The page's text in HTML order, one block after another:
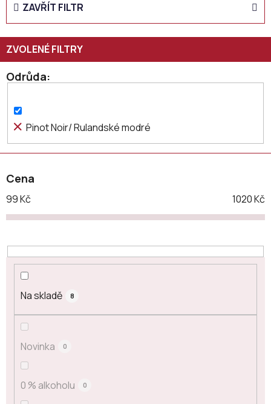
n
p
r
o
u
t
ů
ZAVŘÍT FILTR
Odrůda
Pinot Noir/ Rulandské modré
Cena
99Kč 1020Kč
Na skladě 8
Novinka 0
0 % alkoholu 0